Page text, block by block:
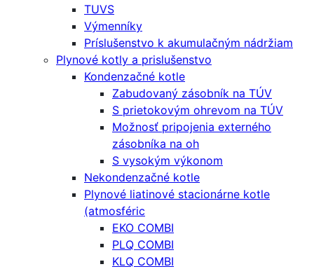
TUVS
Výmenníky
Príslušenstvo k akumulačným nádržiam
Plynové kotly a prislušenstvo
Kondenzačné kotle
Zabudovaný zásobník na TÚV
S prietokovým ohrevom na TÚV
Možnosť pripojenia externého
zásobníka na oh
S vysokým výkonom
Nekondenzačné kotle
Plynové liatinové stacionárne kotle
(atmosféric
EKO COMBI
PLQ COMBI
KLQ COMBI